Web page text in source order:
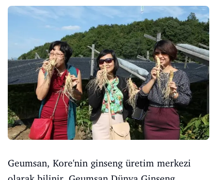
Geumsan, Kore'nin ginseng üretim merkezi